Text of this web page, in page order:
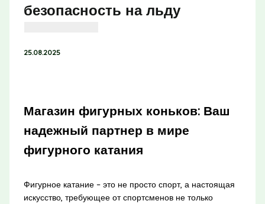
безопасность на льду
25.08.2025
Магазин фигурных коньков: Ваш
надежный партнер в мире
фигурного катания
Фигурное катание – это не просто спорт, а настоящая
искусство, требующее от спортсменов не только